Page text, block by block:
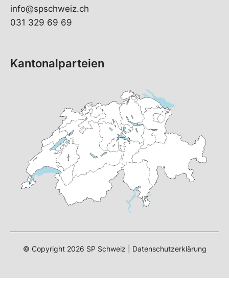
info@spschweiz.ch
031 329 69 69
Kantonalparteien
© Copyright 2026 SP Schweiz | Datenschutzerklärung